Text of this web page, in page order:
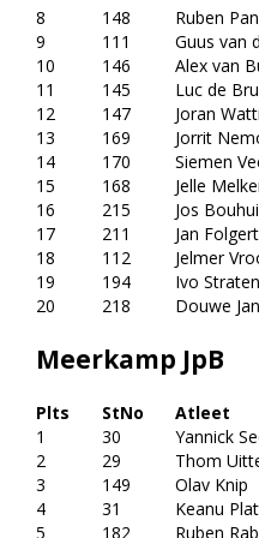
8
148 Ruben
9
111 Guus van
10
146 Alex van
11
145 Luc de
12
147 Joran
13
169 Jorrit
14
170 Siemen
15
168 Jelle
16
215 Jos
17
211 Jan
18
112 Jelmer
19
194 Ivo Straten
20
218 Douwe
Meerkamp JpB
Plts StNo Atleet
1
30 Yannick
2
29 Thom
3
149 Olav Knip
4
31 Keanu
5
182 Ruben